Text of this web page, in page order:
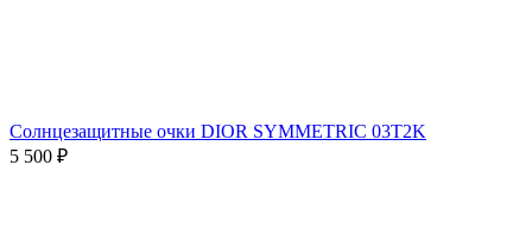
Солнцезащитные очки DIOR SYMMETRIC 03T2K
5 500 ₽